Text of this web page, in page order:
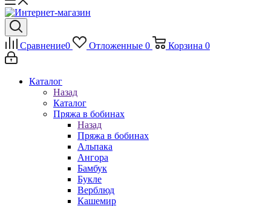
Сравнение0 Отложенные 0 Корзина 0
Каталог
Назад
Каталог
Пряжа в бобинах
Назад
Пряжа в бобинах
Альпака
Ангора
Бамбук
Букле
Верблюд
Кашемир